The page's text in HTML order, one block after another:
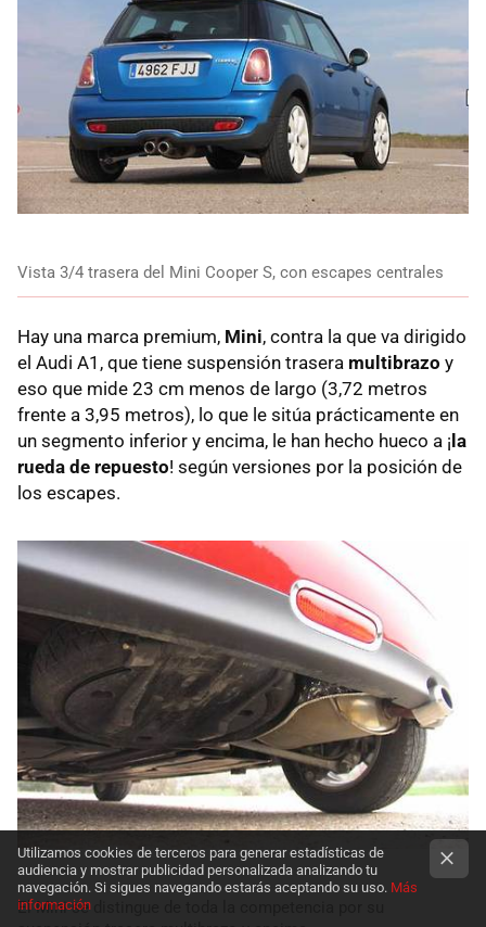
Vista 3/4 trasera del Mini Cooper S, con escapes centrales
Hay una marca premium, Mini, contra la que va dirigido
el Audi A1, que tiene suspensión trasera multibrazo y
eso que mide 23 cm menos de largo (3,72 metros
frente a 3,95 metros), lo que le sitúa prácticamente en
un segmento inferior y encima, le han hecho hueco a ¡la
rueda de repuesto! según versiones por la posición de
los escapes.
El Mini se distingue de toda la competencia por su
Utilizamos cookies de terceros para generar estadísticas de
audiencia y mostrar publicidad personalizada analizando tu
navegación. Si sigues navegando estarás aceptando su uso. Más
información